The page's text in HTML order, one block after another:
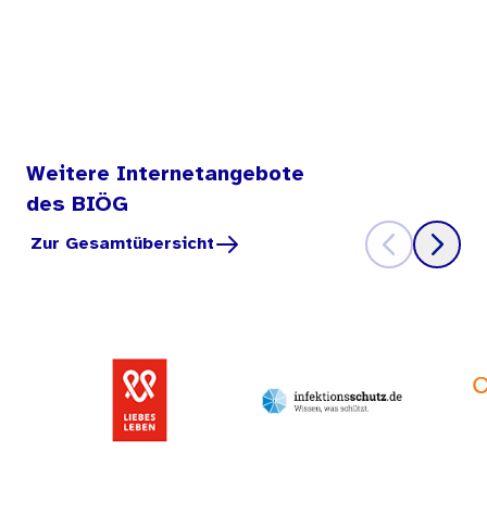
Weitere Internetangebote
des BIÖG
Zur Gesamtübersicht